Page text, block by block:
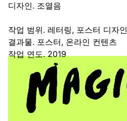
디자인. 조열음
작업 범위. 레터링, 포스터 디자인
결과물. 포스터, 온라인 컨텐츠
작업 연도. 2019